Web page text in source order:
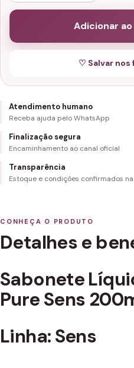
Adicionar
♡ Salvar nos
Atendimento humano
Receba ajuda pelo WhatsApp
Finalização segura
Encaminhamento ao canal oficial
Transparência
Estoque e condições confirmados
CONHEÇA O PRODUTO
Detalhes e
Sabonete
Pure Sens
Linha: Sens